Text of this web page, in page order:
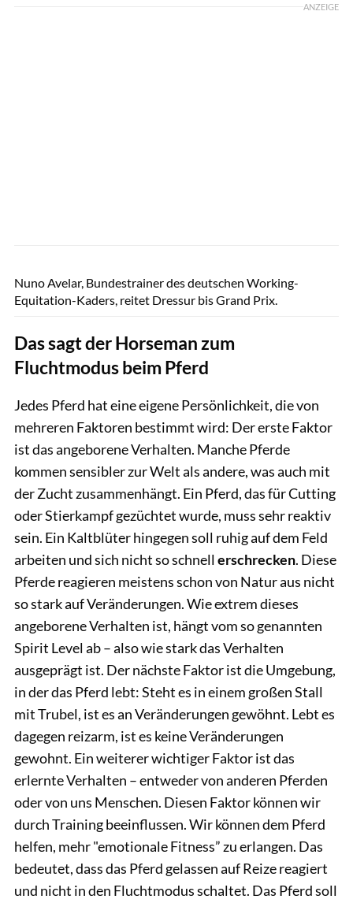
ANZEIGE
Nuno Avelar, Bundestrainer des deutschen Working-
Equitation-Kaders, reitet Dressur bis Grand Prix.
Das sagt der Horseman zum
Fluchtmodus beim Pferd
Jedes Pferd hat eine eigene Persönlichkeit, die von
mehreren Faktoren bestimmt wird: Der erste Faktor
ist das angeborene Verhalten. Manche Pferde
kommen sensibler zur Welt als andere, was auch mit
der Zucht zusammenhängt. Ein Pferd, das für Cutting
oder Stierkampf gezüchtet wurde, muss sehr reaktiv
sein. Ein Kaltblüter hingegen soll ruhig auf dem Feld
arbeiten und sich nicht so schnellerschrecken. Diese
Pferde reagieren meistens schon von Natur aus nicht
so stark auf Veränderungen. Wie extrem dieses
angeborene Verhalten ist, hängt vom so genannten
Spirit Level ab – also wie stark das Verhalten
ausgeprägt ist. Der nächste Faktor ist die Umgebung,
in der das Pferd lebt: Steht es in einem großen Stall
mit Trubel, ist es an Veränderungen gewöhnt. Lebt es
dagegen reizarm, ist es keine Veränderungen
gewohnt. Ein weiterer wichtiger Faktor ist das
erlernte Verhalten – entweder von anderen Pferden
oder von uns Menschen. Diesen Faktor können wir
durch Training beeinflussen. Wir können dem Pferd
helfen, mehr "emotionale Fitness” zu erlangen. Das
bedeutet, dass das Pferd gelassen auf Reize reagiert
und nicht in den Fluchtmodus schaltet. Das Pferd soll